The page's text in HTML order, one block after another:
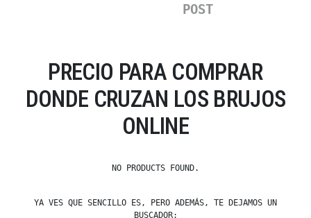
POST
PRECIO PARA COMPRAR
DONDE CRUZAN LOS BRUJOS
ONLINE
NO PRODUCTS FOUND.
YA VES QUE SENCILLO ES, PERO ADEMÁS, TE DEJAMOS UN
BUSCADOR: